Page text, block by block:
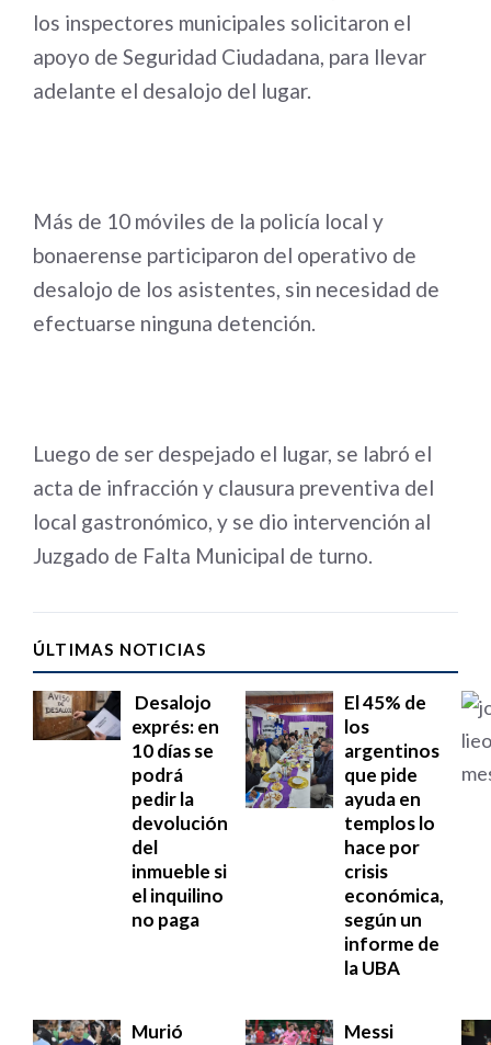
los inspectores municipales solicitaron el
apoyo de Seguridad Ciudadana, para llevar
adelante el desalojo del lugar.
Más de 10 móviles de la policía local y
bonaerense participaron del operativo de
desalojo de los asistentes, sin necesidad de
efectuarse ninguna detención.
Luego de ser despejado el lugar, se labró el
acta de infracción y clausura preventiva del
local gastronómico, y se dio intervención al
Juzgado de Falta Municipal de turno.
ÚLTIMAS NOTICIAS
Desalojo
exprés: en
10 días se
podrá
pedir la
devolución
del
inmueble si
el inquilino
no paga
El 45% de
los
argentinos
que pide
ayuda en
templos lo
hace por
crisis
económica,
según un
informe de
la UBA
Murió
Messi